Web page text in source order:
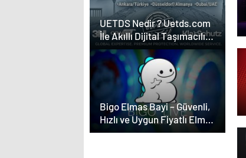
UETDS Nedir ? Uetds.com
İle Akıllı Dijital Taşımacılık
Yazılımı
Bigo Elmas Bayi – Güvenli,
Hızlı ve Uygun Fiyatlı Elmas
Satın Almanın Yeni Adresi